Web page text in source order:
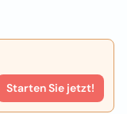
Starten Sie jetzt!